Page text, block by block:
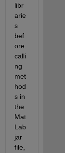
libr
arie
s
bef
ore
calli
ng
met
hod
s in
the
Mat
Lab
jar
file,